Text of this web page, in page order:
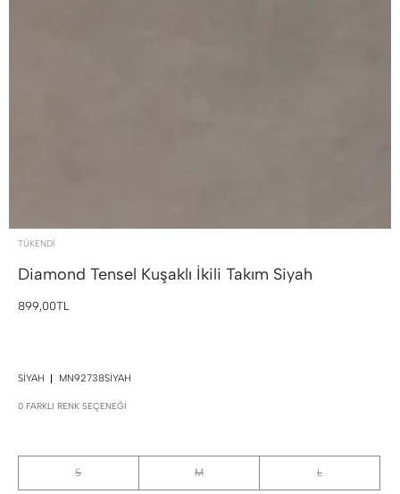
TÜKENDI
Diamond Tensel Kuşaklı İkili Takım Siyah
899,00TL
SIYAH MN92738SIYAH
0 FARKLI RENK SEÇENEĞI
S M L